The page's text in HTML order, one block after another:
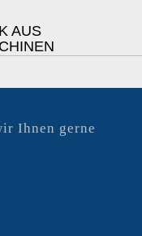
AUS
Ihnen gerne